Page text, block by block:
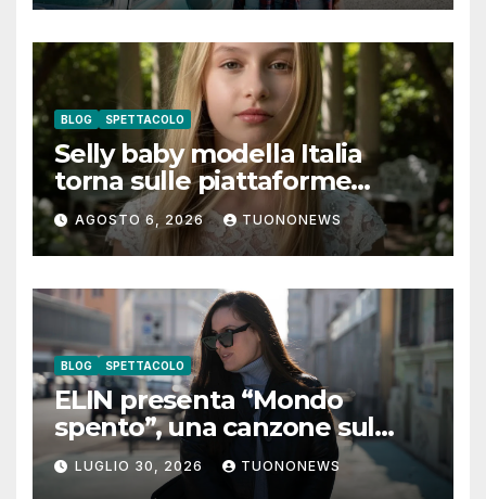
BLOG SPETTACOLO
Selly baby modella Italia
torna sulle piattaforme
digitali con “Luna lei mi
guarda”
AGOSTO 6, 2026 TUONONEWS
BLOG SPETTACOLO
ELIN presenta “Mondo
spento”, una canzone sul
coraggio di lasciare andare i
pensieri negativi
LUGLIO 30, 2026 TUONONEWS